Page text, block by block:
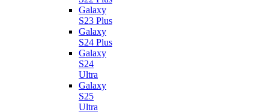
Galaxy
S23 Plus
Galaxy
S24 Plus
Galaxy
S24
Ultra
Galaxy
S25
Ultra